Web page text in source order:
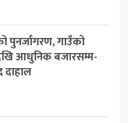
पुनर्जागरण, गाउँको
आधुनिक बजारसम्म-
दाहाल